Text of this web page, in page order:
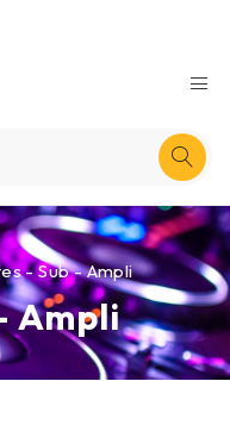
Ampli
- Sub - Ampli